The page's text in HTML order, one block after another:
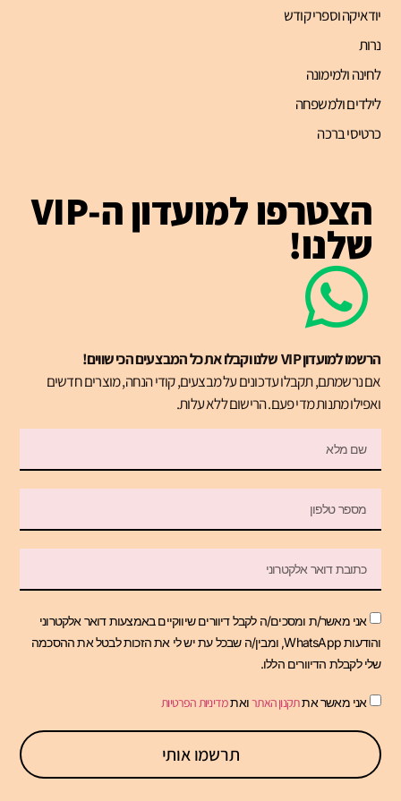
יודאיקה וספרי קודש
נרות
לחינה ולמימונה
לילדים ולמשפחה
כרטיסי ברכה
הצטרפו למועדון ה-VIP
שלנו!
הרשמו למועדון VIP שלנו וקבלו את כל המבצעים הכי שווים!
אם נרשמתם, תקבלו עדכונים על מבצעים, קודי הנחה, מוצרים חדשים
ואפילו מתנות מדי פעם. הרישום ללא עלות.
אני מאשר/ת ומסכים/ה לקבל דיוורים שיווקיים באמצעות דואר אלקטרוני
והודעות WhatsApp, ומבין/ה שבכל עת יש לי את הזכות לבטל את ההסכמה
שלי לקבלת הדיוורים הללו.
אני מאשר אתתקנון האתרואתמדיניות הפרטיות
תרשמו אותי